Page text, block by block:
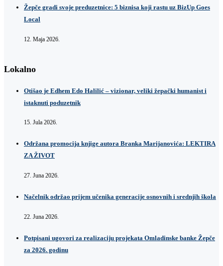
Žepče gradi svoje preduzetnice: 5 biznisa koji rastu uz BizUp Goes
Local
12. Maja 2026.
Lokalno
Otišao je Edhem Edo Halilić – vizionar, veliki žepački humanist i
istaknuti poduzetnik
15. Jula 2026.
Održana promocija knjige autora Branka Marijanovića: LEKTIRA
ZA ŽIVOT
27. Juna 2026.
Načelnik održao prijem učenika generacije osnovnih i srednjih škola
22. Juna 2026.
Potpisani ugovori za realizaciju projekata Omladinske banke Žepče
za 2026. godinu